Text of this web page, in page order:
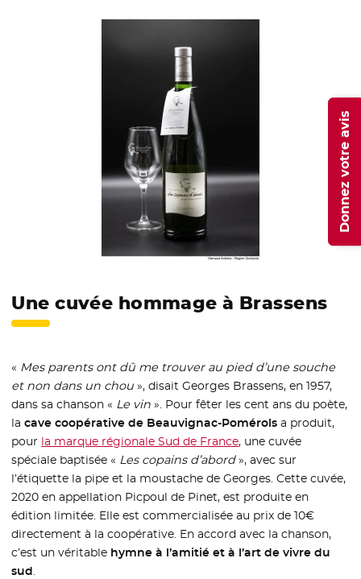
Une cuvée hommage à Brassens
« Mes parents ont dû me trouver au pied d’une souche
et non dans un chou », disait Georges Brassens, en 1957,
dans sa chanson « Le vin ». Pour fêter les cent ans du poète,
lacave coopérative de Beauvignac-Pomérols a produit,
pour la marque régionale Sud de France- Nouvelle fenêtre
, une cuvée
spéciale baptisée « Les copains d’abord», avec sur
l’étiquette la pipe et la moustache de Georges. Cette cuvée,
2020 en appellation Picpoul de Pinet, est produite en
édition limitée. Elle est commercialisée au prix de 10€
directement à la coopérative. En accord avec la chanson,
c’est un véritable hymne à l’amitié et à l’art de vivre du
sud.
Donnez votre avis